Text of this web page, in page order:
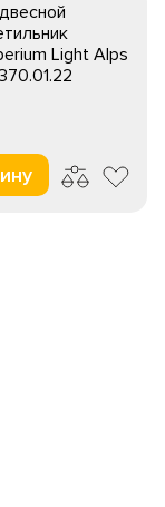
Light Alps